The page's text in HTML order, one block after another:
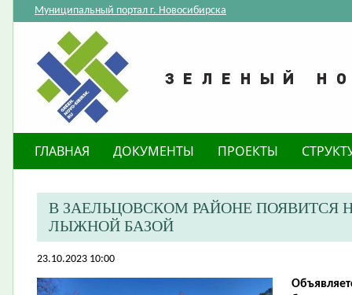
Муниципальный портал г. Новосибирска
ГЛАВНАЯ ДОКУМЕНТЫ ПРОЕКТЫ
В ЗАЕЛЬЦОВСКОМ РАЙОНЕ ПОЯВИТСЯ
ЛЫЖНОЙ БАЗОЙ
23.10.2023 10:00